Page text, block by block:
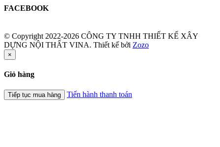
FACEBOOK
© Copyright 2022-2026 CÔNG TY TNHH THIẾT KẾ XÂY
DỰNG NỘI THẤT VINA. Thiết kế bởi Zozo
×
Giỏ hàng
Tiếp tục mua hàng Tiến hành thanh toán